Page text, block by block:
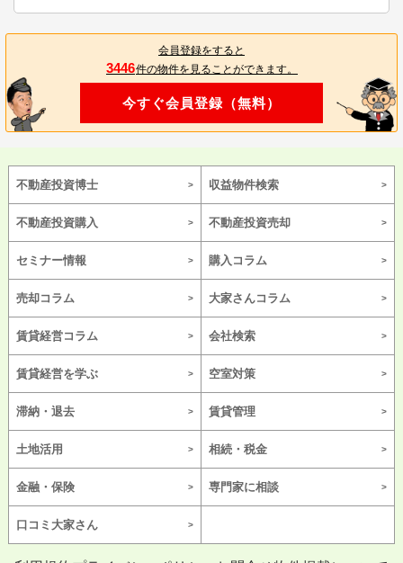
会員登録をすると
3446件の物件を見ることができます。
今すぐ会員登録（無料）
不動産投資博士 収益物件検索
不動産投資購入 不動産投資売却
セミナー情報 購入コラム
売却コラム 大家さんコラム
賃貸経営コラム 会社検索
賃貸経営を学ぶ 空室対策
滞納・退去 賃貸管理
土地活用 相続・税金
金融・保険 専門家に相談
口コミ大家さん